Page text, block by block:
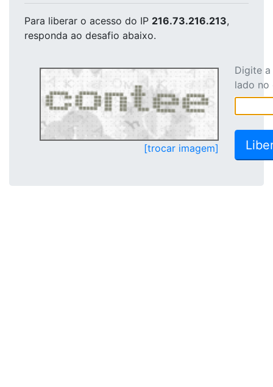
Para liberar o acesso do IP 216.73.216.213,
responda ao desafio abaixo.
[trocar imagem]
Digite
lado no